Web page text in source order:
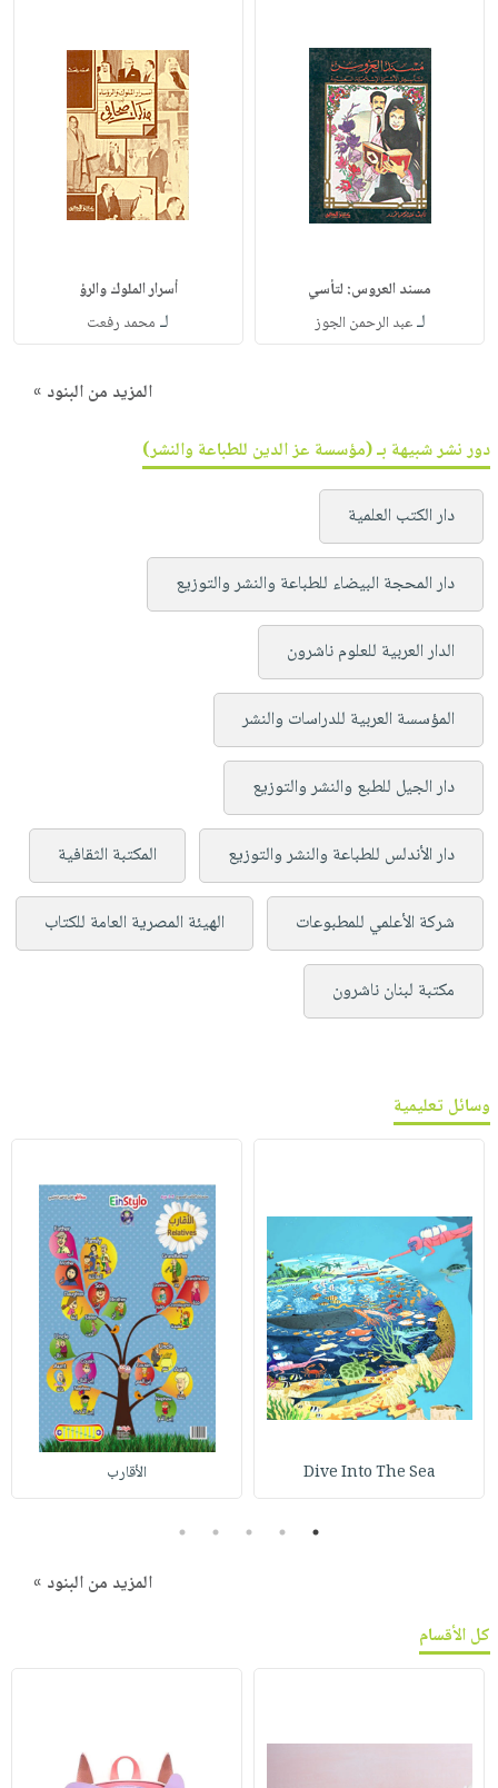
مسند العروس: لتأسي
لـعبد الرحمن الجوز
أسرار الملوك والرؤ
لـ محمد رفعت
المزيد من البنود »
دور نشر شبيهة بـ (مؤسسة عز الدين للطباعة والنشر)
دار الكتب العلمية
دار المحجة البيضاء للطباعة والنشر والتوزيع
الدار العربية للعلوم ناشرون
المؤسسة العربية للدراسات والنشر
دار الجيل للطبع والنشر والتوزيع
دار الأندلس للطباعة والنشر والتوزيع المكتبة الثقافية
شركة الأعلمي للمطبوعات الهيئة المصرية العامة للكتاب
مكتبة لبنان ناشرون
وسائل تعليمية
Dive Into The Sea الأقارب
1
2
3
4
5
المزيد من البنود »
كل الأقسام